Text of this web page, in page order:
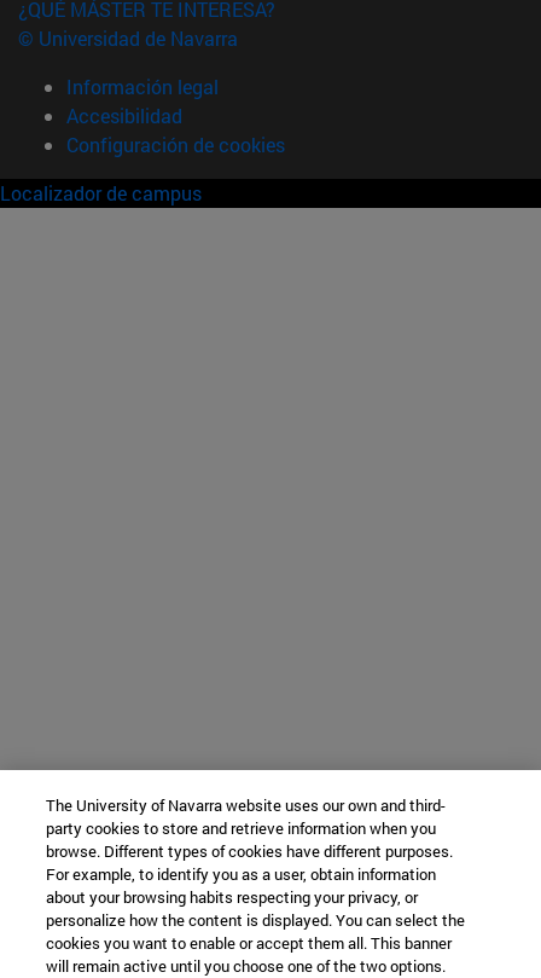
¿QUÉ MÁSTER TE INTERESA?
© Universidad de Navarra
Información legal
Accesibilidad
Configuración de cookies
Localizador de campus
The University of Navarra website uses our own and third-
party cookies to store and retrieve information when you
browse. Different types of cookies have different purposes.
For example, to identify you as a user, obtain information
about your browsing habits respecting your privacy, or
personalize how the content is displayed. You can select the
cookies you want to enable or accept them all. This banner
will remain active until you choose one of the two options.